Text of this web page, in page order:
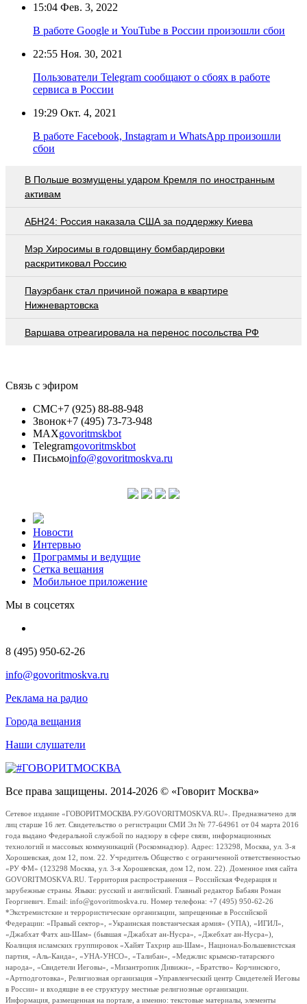
15:04 Фев. 3, 2022
В работе Google и YouTube в России произошли сбои
22:55 Ноя. 30, 2021
Пользователи Telegram сообщают о сбоях в работе
сервиса в России
19:29 Окт. 4, 2021
В работе Facebook, Instagram и WhatsApp произошли
сбои
В Польше возмущены ударом Кремля по иностранным
активам
АБН24: Россия наказала США за поддержку Киева
Мэр Хиросимы в годовщину бомбардировки
раскритиковал Россию
Пауэрбанк стал причиной пожара в квартире
Нижневартовска
Варшава отреагировала на перенос посольства РФ
Связь с эфиром
СМС+7 (925) 88-88-948
Звонок+7 (495) 73-73-948
MAXgovoritmskbot
Telegramgovoritmskbot
Письмоinfo@govoritmoskva.ru
Новости
Интервью
Программы и ведущие
Сетка вещания
Мобильное приложение
Мы в соцсетях
8 (495) 950-62-26
info@govoritmoskva.ru
Реклама на радио
Города вещания
Наши слушатели
Все права защищены. 2014-2026 © «Говорит Москва»
Сетевое издание «ГОВОРИТМОСКВА.РУ/GOVORITMOSKVA.RU». Предназначено для
лиц старше 16 лет. Свидетельство о регистрации СМИ Эл № 77-64961 от 04 марта 2016
года выдано Федеральной службой по надзору в сфере связи, информационных
технологий и массовых коммуникаций (Роскомнадзор). Адрес: 123298, Москва, ул. 3-я
Хорошевская, дом 12, пом. 22. Учредитель Общество с ограниченной ответственностью
«РУ ФМ» (123298 Москва, ул. 3-я Хорошевская, дом 12, пом. 22). Доменное имя сайта
GOVORITMOSKVA.RU. Территория распространения – Российская Федерация и
зарубежные страны. Языки: русский и английский. Главный редактор Бабаян Роман
Георгиевич. Email: info@govoritmoskva.ru. Номер телефона: +7 (495) 950-62-26
*Экстремистские и террористические организации, запрещенные в Российской
Федерации: «Правый сектор», «Украинская повстанческая армия» (УПА), «ИГИЛ»,
«Джабхат Фатх аш-Шам» (бывшая «Джабхат ан-Нусра», «Джебхат ан-Нусра»),
Коалиция исламских группировок «Хайят Тахрир аш-Шам», Национал-Большевистская
партия, «Аль-Каида», «УНА-УНСО», «Талибан», «Меджлис крымско-татарского
народа», «Свидетели Иеговы», «Мизантропик Дивижн», «Братство» Корчинского,
«Артподготовка», Религиозная организация «Управленческий центр Свидетелей Иеговы
в России» и входящие в ее структуру местные религиозные организации.
Информация, размещенная на портале, а именно: текстовые материалы, элементы